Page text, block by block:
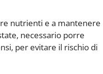
nutrienti e a mantenere
necessario porre
per evitare il rischio di